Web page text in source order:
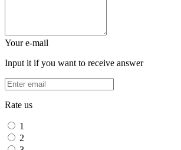
Your e-mail
Input it if you want to receive answer
Rate us
1
2